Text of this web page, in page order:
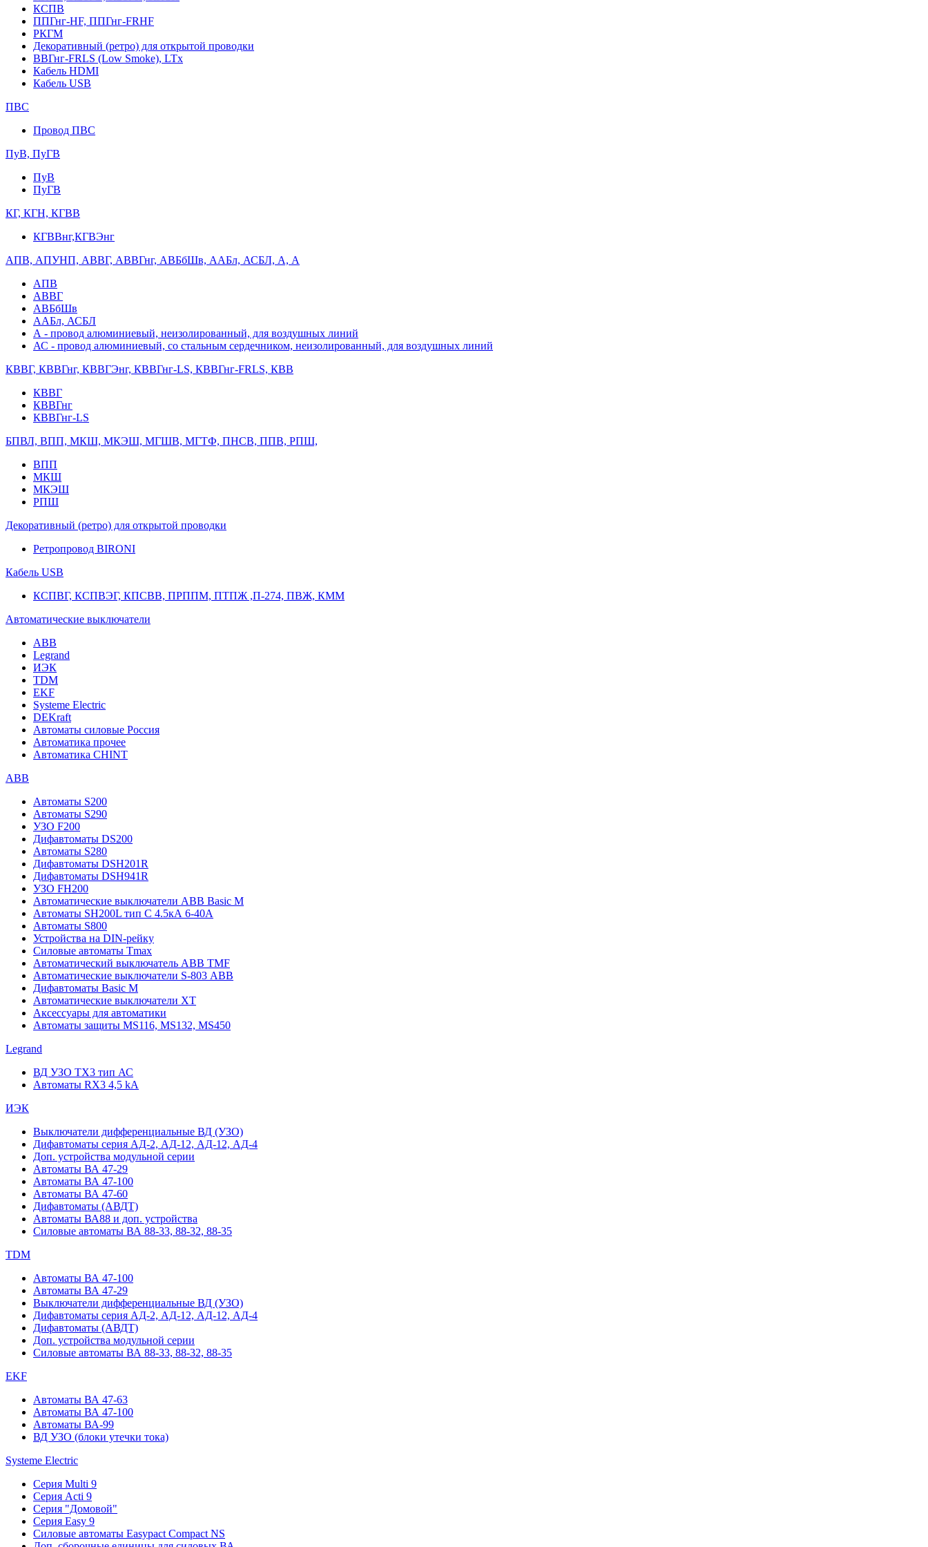
КСПВ
ППГнг-HF, ППГнг-FRHF
РКГМ
Декоративный (ретро) для открытой проводки
ВВГнг-FRLS (Low Smoke), LTx
Кабель HDMI
Кабель USB
ПВС
Провод ПВС
ПуВ, ПуГВ
ПуВ
ПуГВ
КГ, КГН, КГВВ
КГВВнг,КГВЭнг
АПВ, АПУНП, АВВГ, АВВГнг, АВБбШв, ААБл, АСБЛ, А, А
АПВ
АВВГ
АВБбШв
ААБл, АСБЛ
А - провод алюминиевый, неизолированный, для воздушных линий
АС - провод алюминиевый, со стальным сердечником, неизолированный, для воздушных линий
КВВГ, КВВГнг, КВВГЭнг, КВВГнг-LS, КВВГнг-FRLS, КВВ
КВВГ
КВВГнг
КВВГнг-LS
БПВЛ, ВПП, МКШ, МКЭШ, МГШВ, МГТФ, ПНСВ, ППВ, РПШ,
ВПП
МКШ
МКЭШ
РПШ
Декоративный (ретро) для открытой проводки
Ретропровод BIRONI
Кабель USB
КСПВГ, КСПВЭГ, КПСВВ, ПРППМ, ПТПЖ ,П-274, ПВЖ, КММ
Автоматические выключатели
ABB
Legrand
ИЭК
TDM
EKF
Systeme Electric
DEKraft
Автоматы силовые Россия
Автоматика прочее
Автоматика CHINT
ABB
Автоматы S200
Автоматы S290
УЗО F200
Дифавтоматы DS200
Автоматы S280
Дифавтоматы DSH201R
Дифавтоматы DSH941R
УЗО FH200
Автоматические выключатели ABB Basic M
Автоматы SH200L тип С 4.5кА 6-40А
Автоматы S800
Устройства на DIN-рейку
Силовые автоматы Tmax
Автоматический выключатель ABB TMF
Автоматические выключатели S-803 АВВ
Дифавтоматы Basic M
Автоматические выключатели XT
Аксессуары для автоматики
Автоматы защиты MS116, MS132, MS450
Legrand
ВД УЗО TX3 тип АС
Автоматы RX3 4,5 kA
ИЭК
Выключатели дифференциальные ВД (УЗО)
Дифавтоматы серия АД-2, АД-12, АД-12, АД-4
Доп. устройства модульной серии
Автоматы ВА 47-29
Автоматы ВА 47-100
Автоматы ВА 47-60
Дифавтоматы (АВДТ)
Автоматы ВА88 и доп. устройства
Силовые автоматы ВА 88-33, 88-32, 88-35
TDM
Автоматы ВА 47-100
Автоматы ВА 47-29
Выключатели дифференциальные ВД (УЗО)
Дифавтоматы серия АД-2, АД-12, АД-12, АД-4
Дифавтоматы (АВДТ)
Доп. устройства модульной серии
Силовые автоматы ВА 88-33, 88-32, 88-35
EKF
Автоматы ВА 47-63
Автоматы ВА 47-100
Автоматы ВА-99
ВД УЗО (блоки утечки тока)
Systeme Electric
Серия Multi 9
Серия Acti 9
Серия "Домовой"
Серия Easy 9
Силовые автоматы Easypact Compact NS